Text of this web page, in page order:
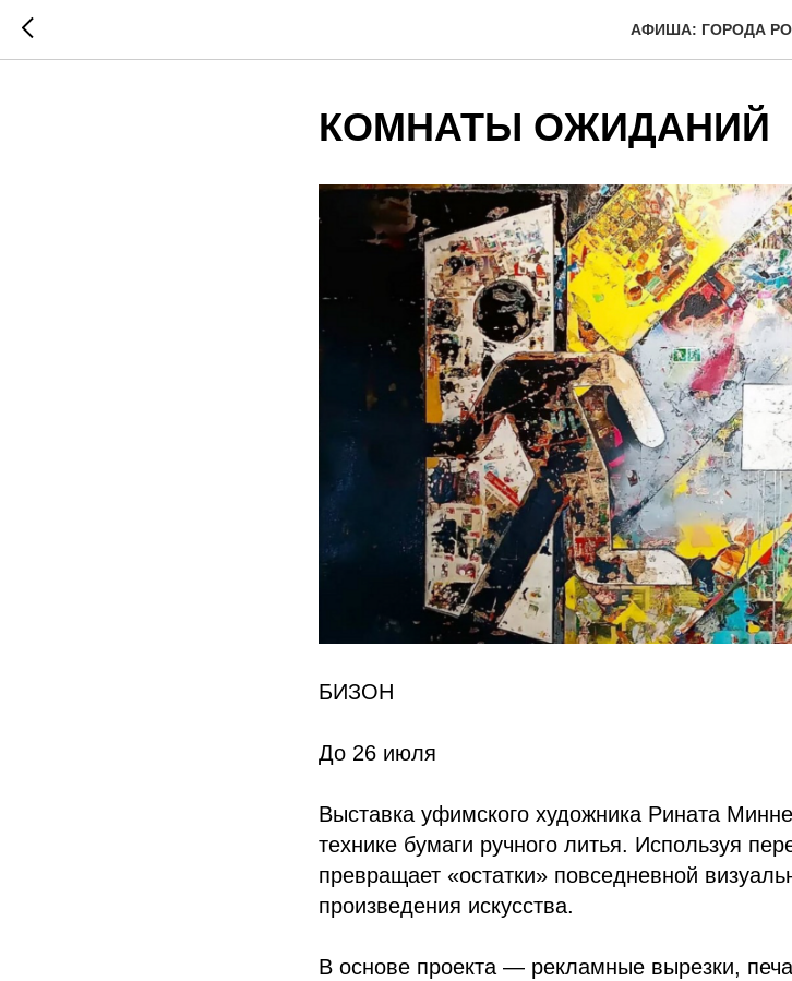
АФИША: ГОРОДА
КОМНАТЫ ОЖИДАНИЙ
БИЗОН
До 26 июля
Выставка уфимского художника Рината
технике бумаги ручного литья. Используя
превращает «остатки» повседневной
произведения искусства.
В основе проекта — рекламные вырезки,